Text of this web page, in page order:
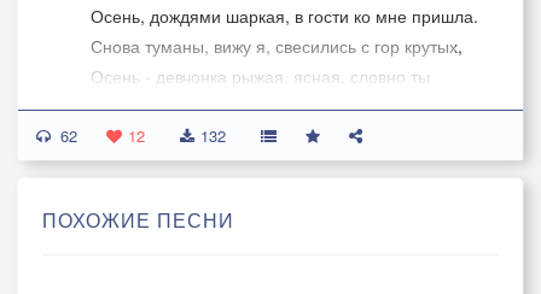
Осень, дождями шаркая, в гости ко мне пришла.
Снова туманы, вижу я, свесились с гор крутых,
Осень - девчонка рыжая, ясная, словно ты
Ты ведь большая умница вытри с лица слезу
Горы снегами пудрятся, вот и сидим внизу
Песни, как версты, длинные, парень один поет.
62 12 132
ПОХОЖИЕ ПЕСНИ